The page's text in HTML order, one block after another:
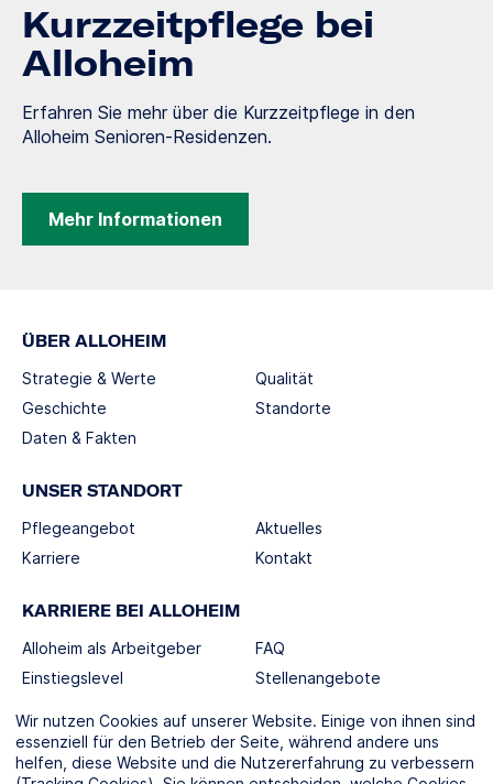
Kurzzeitpflege bei
Alloheim
Erfahren Sie mehr über die Kurzzeitpflege in den
Alloheim Senioren-Residenzen.
Mehr Informationen
ÜBER ALLOHEIM
Strategie & Werte
Geschichte
Daten & Fakten
Qualität
Standorte
UNSER STANDORT
Pflegeangebot
Karriere
Aktuelles
Kontakt
KARRIERE BEI ALLOHEIM
Alloheim als Arbeitgeber
Einstiegslevel
FAQ
Stellenangebote
SOCIAL MEDIA
Wir nutzen Cookies auf unserer Website. Einige von ihnen sind
essenziell für den Betrieb der Seite, während andere uns
helfen, diese Website und die Nutzererfahrung zu verbessern